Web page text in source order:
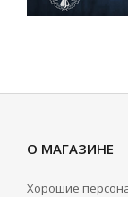
О МАГАЗИНЕ
Хорошие